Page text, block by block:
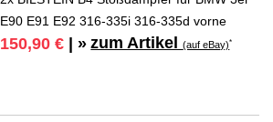
E90 E91 E92 316-335i 316-335d vorne
150,90 € | » zum Artikel(auf eBay)*